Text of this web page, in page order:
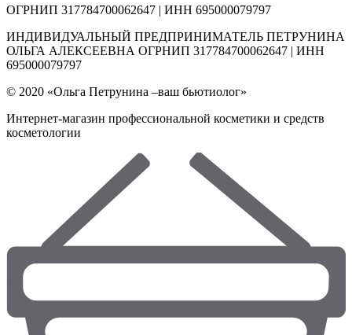
ОГРНИП 317784700062647 | ИНН 695000079797
ИНДИВИДУАЛЬНЫЙ ПРЕДПРИНИМАТЕЛЬ ПЕТРУНИНА
ОЛЬГА АЛЕКСЕЕВНА ОГРНИП 317784700062647 | ИНН
695000079797
© 2020 «Ольга Петрунина –ваш бьютиолог»
Интернет-магазин профессиональной косметики и средств
косметологии